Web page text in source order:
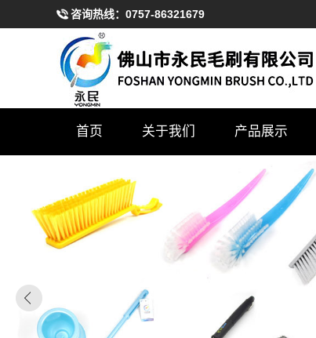
咨询热线： 0757-86321679
首页 关于我们 产品展示